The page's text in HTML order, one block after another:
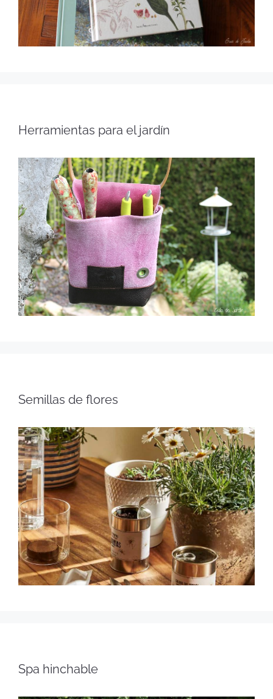
Herramientas para el jardín
Semillas de flores
Spa hinchable